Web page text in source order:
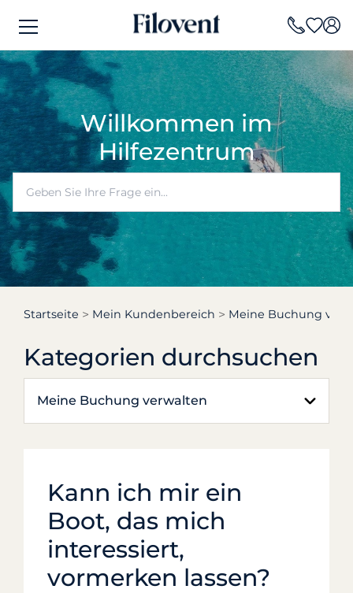
Willkommen im
Hilfezentrum
Startseite Mein Kundenbereich Meine Buchung
Kategorien durchsuchen
Meine Buchung verwalten
Kann ich mir ein
Boot, das mich
interessiert,
vormerken lassen?